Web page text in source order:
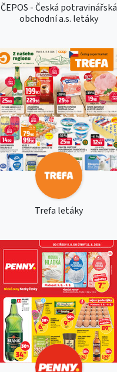
ČEPOS - Česká potravinářská
obchodní a.s. letáky
Trefa letáky